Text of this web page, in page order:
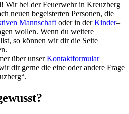
Wir bei der Feuerwehr in Kreuzberg
neuen begeisterten Personen, die
Mannschaft oder in derKinder–
wollen. Wenn du weitere
so können wir dir die Seite
über unserKontaktformular
dir gerne die eine oder andere Frage